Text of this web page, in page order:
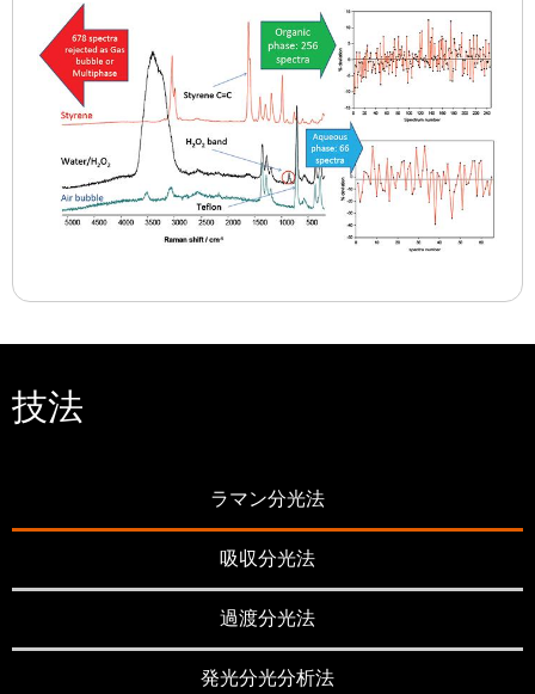
技法
ラマン分光法
吸収分光法
過渡分光法
発光分光分析法